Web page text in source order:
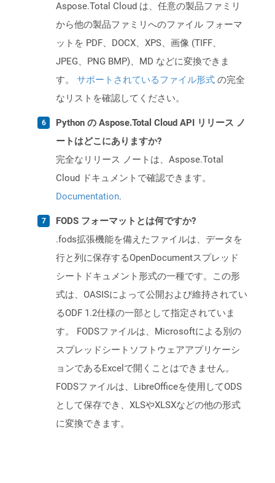
Aspose.Total Cloud は、任意の製品ファミリ
から他の製品ファミリへのファイル フォーマ
ットを PDF、DOCX、XPS、画像 (TIFF、
JPEG、PNG BMP)、MD などに変換できま
す。 サポートされているファイル形式 の完全
なリストを確認してください。
Python の Aspose.Total Cloud API リリース ノ
ートはどこにありますか?
完全なリリース ノートは、Aspose.Total
Cloud ドキュメントで確認できます。
Documentation.
FODS フォーマットとは何ですか?
.fods拡張機能を備えたファイルは、データを
行と列に保存するOpenDocumentスプレッド
シートドキュメント形式の一種です。この形
式は、OASISによって公開および維持されてい
るODF 1.2仕様の一部として指定されていま
す。 FODSファイルは、Microsoftによる別の
スプレッドシートソフトウェアアプリケーシ
ョンであるExcelで開くことはできません。
FODSファイルは、LibreOfficeを使用してODS
として保存でき、XLSやXLSXなどの他の形式
に変換できます。